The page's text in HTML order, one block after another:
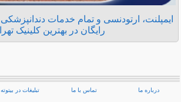
ایمپلنت، ارتودنسی و تمام خدمات
رایگان در بهترین کلینیک
درباره ما تماس با ما تبلیغات در بیتوته